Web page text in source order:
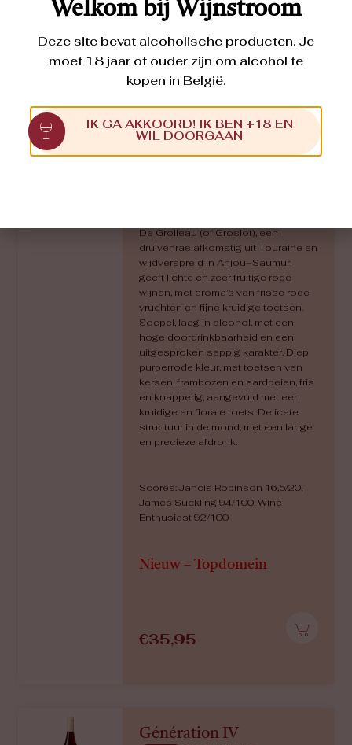
Grolleau
2023 GROLLEAU
Volgens James Suckling: “Probably
De Grolleau (of Groslot), een
druivenras afkomstig uit Touraine en
wijdverspreid in Anjou–Saumur,
geeft lichte en zeer fruitige rode
wijnen, met aroma’s van frisse rode
vruchten en fijne kruidige toetsen.
Soepel, laag in alcohol, met een
hoge doordrinkbaarheid en een
uitgesproken sappig karakter. Diep
purperrode kleur, met toetsen van
kersen, frambozen en aardbeien, fris
en knapperig, aangevuld met een
kruidige en florale toets. Delicate
structuur in de mond, met een lange
en precieze afdronk.
Scores: Jancis Robinson 16,5/20,
James Suckling 94/100, Wine
Enthusiast 92/100
Nieuw – Topdomein
€35,95
Génération IV
Welkom bij Wijnstroom
Deze site bevat alcoholische producten. Je
moet 18 jaar of ouder zijn om alcohol te
kopen in België.
IK GA AKKOORD! IK BEN +18 EN
WIL DOORGAAN